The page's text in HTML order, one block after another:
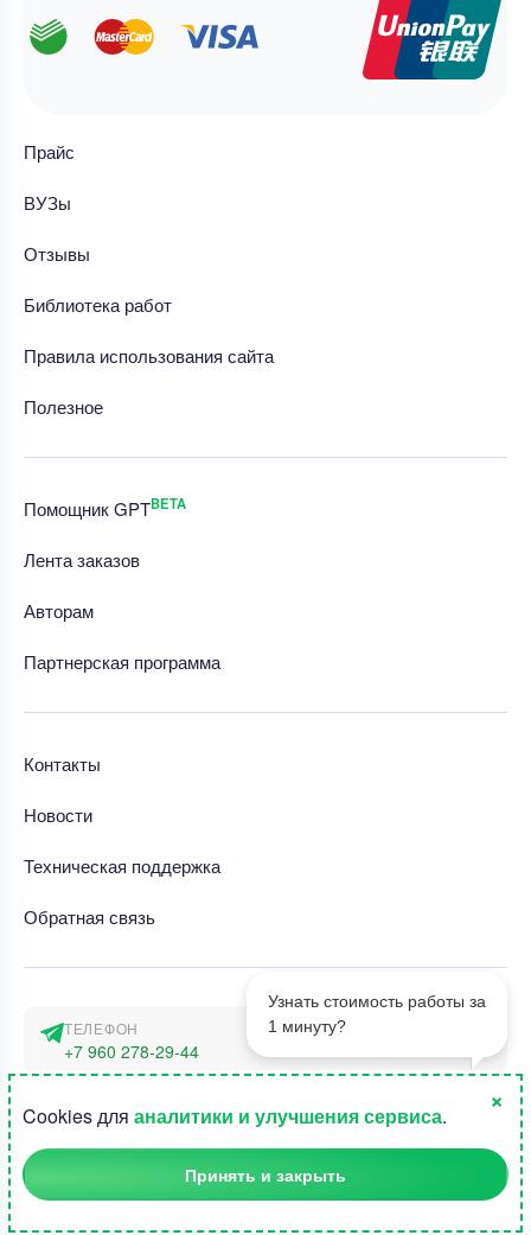
1
Узнать стоимость работы за
1 минуту?
Прайс
ВУЗы
Отзывы
Библиотека работ
Правила использования сайта
Полезное
Помощник GPTBETA
Лента заказов
Авторам
Партнерская программа
Контакты
Новости
Техническая поддержка
Обратная связь
ТЕЛЕФОН
+7 960 278-29-44
г. Москва, наб. Тараса Шевченко 23а
©2015-2026, Студландия -
Cookies для аналитики и улучшения сервиса.
×
Принять и закрыть